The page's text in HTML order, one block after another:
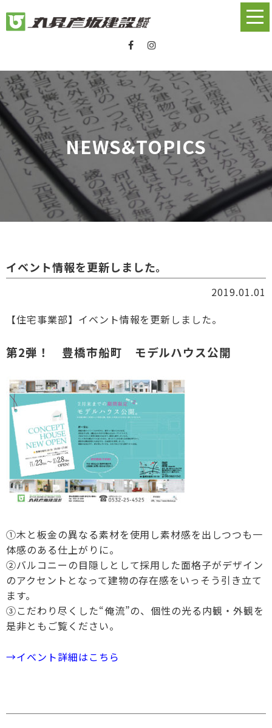
NEWS&TOPICS
イベント情報を更新しました。
2019.01.01
【住宅事業部】イベント情報を更新しました。
第2弾！ 豊橋市船町 モデルハウス公開
①木と板金の異なる素材を使用し素材感を出しつつも一
体感のある仕上がりに。
②バルコニーの目隠しとして採用した面格子がデザイン
のアクセントとなって建物の存在感をいっそう引き立て
ます。
③こだわり尽くした“俺流”の、個性の光る内観・外観を
是非ともご覧ください。
→イベント詳細はこちら